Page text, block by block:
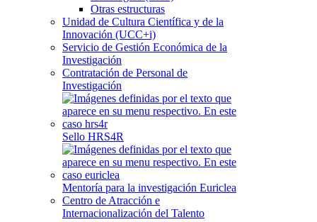
Otras estructuras
Unidad de Cultura Científica y de la
Innovación (UCC+i)
Servicio de Gestión Económica de la
Investigación
Contratación de Personal de
Investigación
Sello HRS4R
Mentoría para la investigación Euriclea
Centro de Atracción e
Internacionalización del Talento